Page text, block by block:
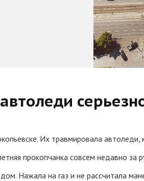
Их травмировала
прокопчанка совсем недавно за
Нажала на газ и не рассчитала